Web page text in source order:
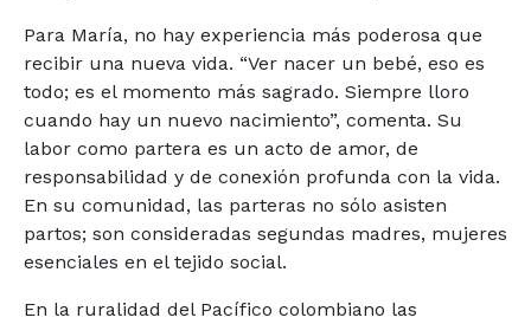
Para María, no hay experiencia más poderosa que
recibir una nueva vida. “Ver nacer un bebé, eso es
todo; es el momento más sagrado. Siempre lloro
cuando hay un nuevo nacimiento”, comenta. Su
labor como partera es un acto de amor, de
responsabilidad y de conexión profunda con la vida.
En su comunidad, las parteras no sólo asisten
partos; son consideradas segundas madres, mujeres
esenciales en el tejido social.
En la ruralidad del Pacífico colombiano las